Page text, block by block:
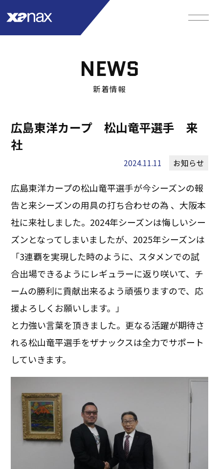
NEWS
新着情報
広島東洋カープ 松山竜平選手 来
社
2024.11.11 お知らせ
広島東洋カープの松山竜平選手が今シーズンの報
告と来シーズンの用具の打ち合わせの為 、大阪本
社に来社しました。2024年シーズンは悔しいシー
ズンとなってしまいましたが、2025年シーズンは
「3連覇を実現した時のように、スタメンでの試
合出場できるようにレギュラーに返り咲いて、チ
ームの勝利に貢献出来るよう頑張りますので、応
援よろしくお願いします。」
と力強い言葉を頂きました。更なる活躍が期待さ
れる松山竜平選手をザナックスは全力でサポート
していきます。